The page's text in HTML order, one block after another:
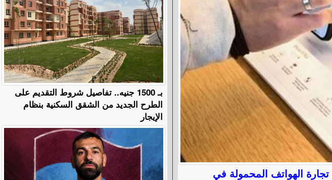
تجارة الهواتف المحمولة في
بـ 1500 جنيه.. تفاصيل شروط التقديم على
الطرح الجديد من الشقق السكنية بنظام
الإيجار